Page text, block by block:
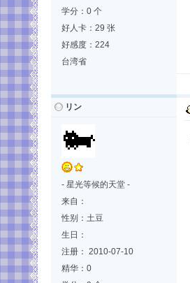
学分：0 个
好人卡：29 张
好感度：224
台湾省
リン
- 星光等候的天堂 -
来自：
性别：土豆
生日：
注册： 2010-07-10
精华：0